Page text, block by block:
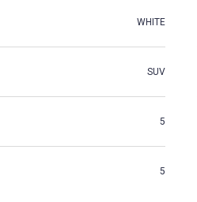
WHITE
SUV
5
5